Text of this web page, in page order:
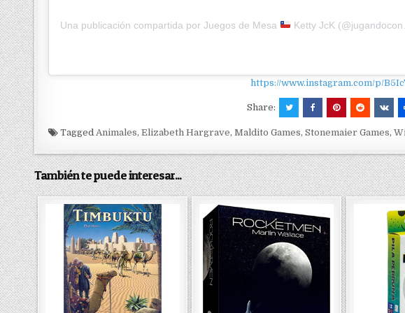
Una publicación compartida por Juegos de Mesa Ketty JcK (@jugandoconketty)
https://www.instagram.com/p/
Share:
Tagged Animales,Elizabeth Hargrave,Maldito Games,Stonemaier Games,
También te puede interesar...